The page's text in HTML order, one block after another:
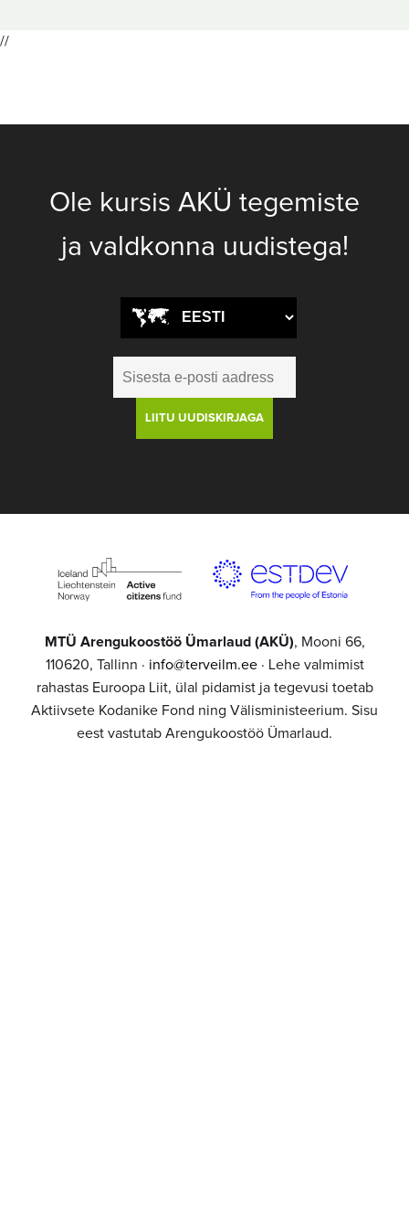
//
Ole kursis AKÜ tegemiste
ja valdkonna uudistega!
MTÜ Arengukoostöö Ümarlaud (AKÜ), Mooni 66,
110620, Tallinn · info@terveilm.ee· Lehe valmimist
rahastas Euroopa Liit, ülal pidamist ja tegevusi toetab
Aktiivsete Kodanike Fond ning Välisministeerium. Sisu
eest vastutab Arengukoostöö Ümarlaud.